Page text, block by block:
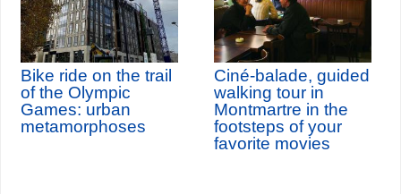
Bike ride on the trail
of the Olympic
Games: urban
metamorphoses
Ciné-balade, guided
walking tour in
Montmartre in the
footsteps of your
favorite movies